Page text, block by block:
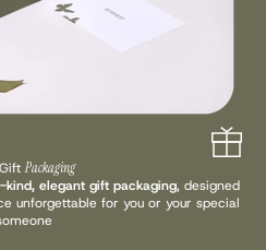
Packaging
elegant gift packaging, designed
unforgettable for you or your special